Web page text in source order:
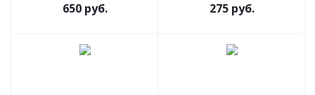
650 руб. 275 руб.